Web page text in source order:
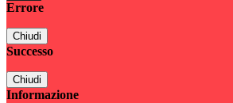
Errore
Chiudi
Successo
Chiudi
Informazione